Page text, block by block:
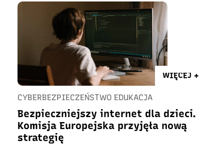
WIĘCEJ +
CYBERBEZPIECZEŃSTWO EDUKACJA
Bezpieczniejszy internet dla dzieci.
Komisja Europejska przyjęła nową
strategię